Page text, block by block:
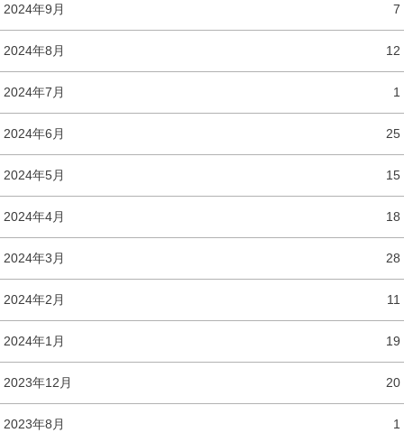
2024年9月 7
2024年8月 12
2024年7月 1
2024年6月 25
2024年5月 15
2024年4月 18
2024年3月 28
2024年2月 11
2024年1月 19
2023年12月 20
2023年8月 1